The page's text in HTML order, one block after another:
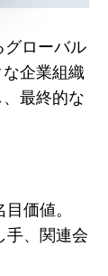
グローバル
企業組織
最終的な
価値。
手、関連会